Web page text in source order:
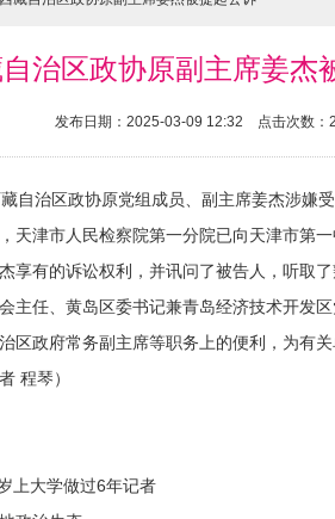
治区政协原副主席姜杰
发布日期：2025-03-09 12:32 点击次数：
治区政协原党组成员、副主席姜杰涉嫌
津市人民检察院第一分院已向天津市第一
有的诉讼权利，并讯问了被告人，听取
主任、黄岛区委书记兼青岛经济技术开发
区政府常务副主席等职务上的便利，为有
程琴）
上大学做过6年记者